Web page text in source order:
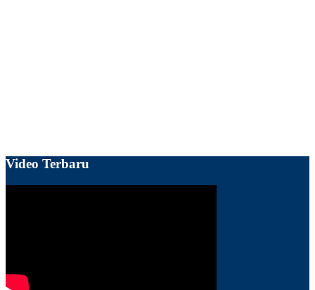
Video Terbaru